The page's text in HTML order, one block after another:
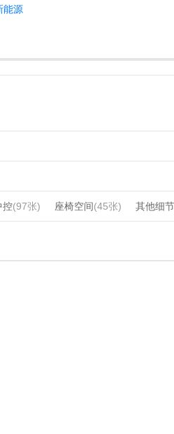
能源
控(97张) 座椅空间(45张) 其他细节